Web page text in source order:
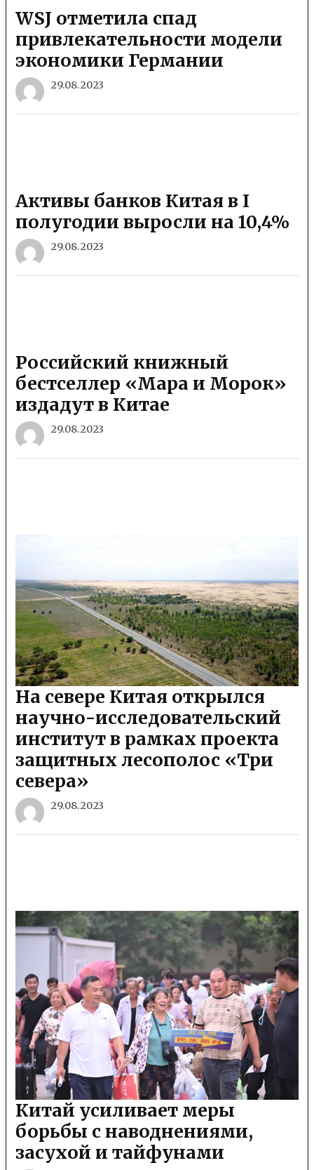
WSJ отметила спад
привлекательности модели
экономики Германии
29.08.2023
Активы банков Китая в I
полугодии выросли на 10,4%
29.08.2023
Российский книжный
бестселлер «Мара и Морок»
издадут в Китае
29.08.2023
На севере Китая открылся
научно-исследовательский
институт в рамках проекта
защитных лесополос «Три
севера»
29.08.2023
Китай усиливает меры
борьбы с наводнениями,
засухой и тайфунами